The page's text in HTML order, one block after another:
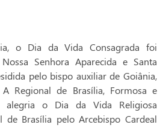
o Dia da Vida Consagrada foi
Senhora Aparecida e Santa
pelo bispo auxiliar de Goiânia,
Regional de Brasília, Formosa e
alegria o Dia da Vida Religiosa
de Brasília pelo Arcebispo Cardeal